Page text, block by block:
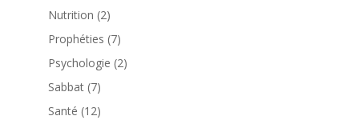
produit
Nutrition 22
produits
Prophéties 77
produits
Psychologie 22
Sabbat 77
produits
Santé 1212